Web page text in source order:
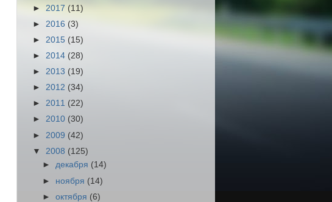
► 2017 (11)
► 2016 (3)
► 2015 (15)
► 2014 (28)
► 2013 (19)
► 2012 (34)
► 2011 (22)
► 2010 (30)
► 2009 (42)
▼ 2008 (125)
►декабря (14)
► ноября (14)
►октября (6)